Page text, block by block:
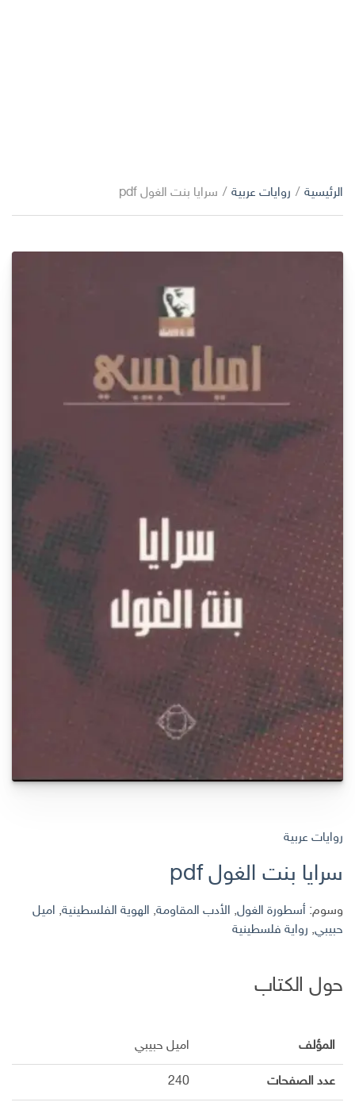
الرئيسية / روايات عربية / سرايا بنت الغول pdf
روايات عربية
سرايا بنت الغول pdf
وسوم: أسطورة الغول, الأدب المقاومة, الهوية الفلسطينية, اميل
حبيبي, رواية فلسطينية
حول الكتاب
المؤلف اميل حبيبي
عدد الصفحات 240